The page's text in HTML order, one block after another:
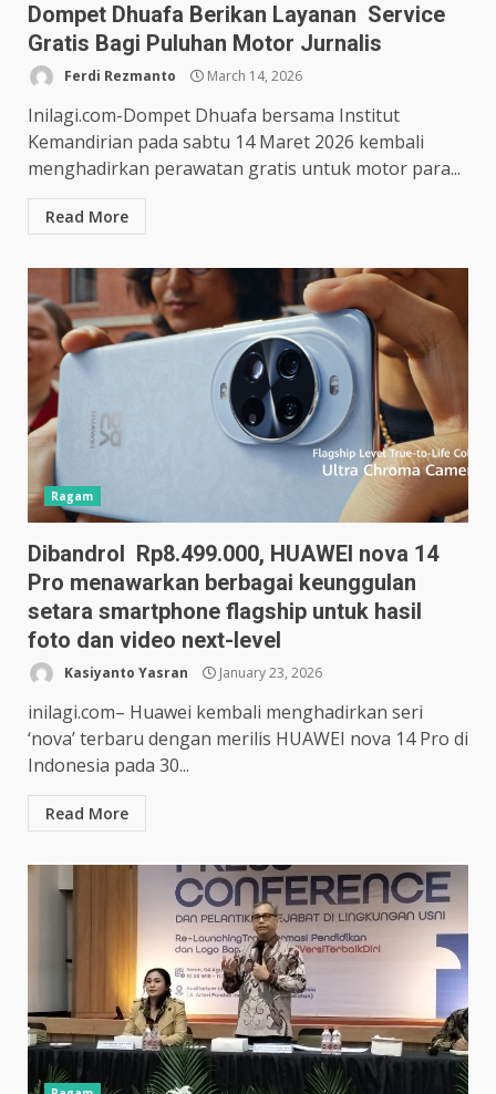
Dompet Dhuafa Berikan Layanan Service
Gratis Bagi Puluhan Motor Jurnalis
Ferdi Rezmanto March 14, 2026
Inilagi.com-Dompet Dhuafa bersama Institut
Kemandirian pada sabtu 14 Maret 2026 kembali
menghadirkan perawatan gratis untuk motor para...
Read More
Ragam
Dibandrol Rp8.499.000, HUAWEI nova 14
Pro menawarkan berbagai keunggulan
setara smartphone flagship untuk hasil
foto dan video next-level
Kasiyanto Yasran January 23, 2026
inilagi.com– Huawei kembali menghadirkan seri
‘nova’ terbaru dengan merilis HUAWEI nova 14 Pro di
Indonesia pada 30...
Read More